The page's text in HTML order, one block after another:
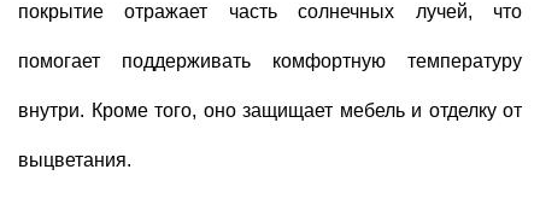
покрытие отражает часть солнечных лучей, что
помогает поддерживать комфортную температуру
внутри. Кроме того, оно защищает мебель и отделку от
выцветания.